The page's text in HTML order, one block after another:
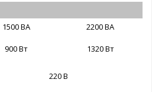
1500 ВА
2200 ВА
900 Вт 1320 Вт
220 В